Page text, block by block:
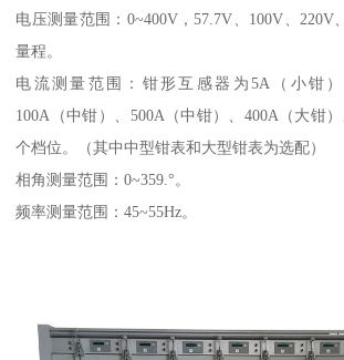
电压测量范围：0~400V，57.7V、100V、220V
量程。
电流测量范围：钳形互感器为5A（小钳）
100A（中钳）、500A（中钳）、400A（大钳
个档位。（其中中型钳表和大型钳表为选配）
相角测量范围：0~359.°。
频率测量范围：45~55Hz。